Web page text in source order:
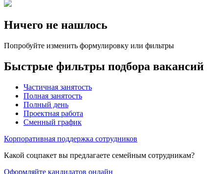
Ничего не нашлось
Попробуйте изменить формулировку или фильтры
Быстрые фильтры подбора вакансий
Частичная занятость
Полная занятость
Полный день
Проектная работа
Сменный график
Корпоративная поддержка сотрудников
Какой соцпакет вы предлагаете семейным сотрудникам?
Оформляйте кандидатов онлайн